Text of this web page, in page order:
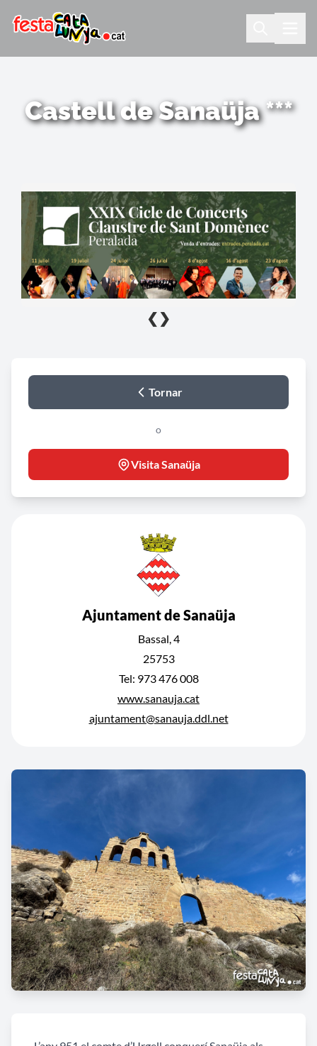
Castell de Sanaüja ***
❮ ❯
Tornar
o
Visita Sanaüja
Ajuntament de Sanaüja
Bassal, 4
25753
Tel: 973 476 008
www.sanauja.cat
ajuntament@sanauja.ddl.net